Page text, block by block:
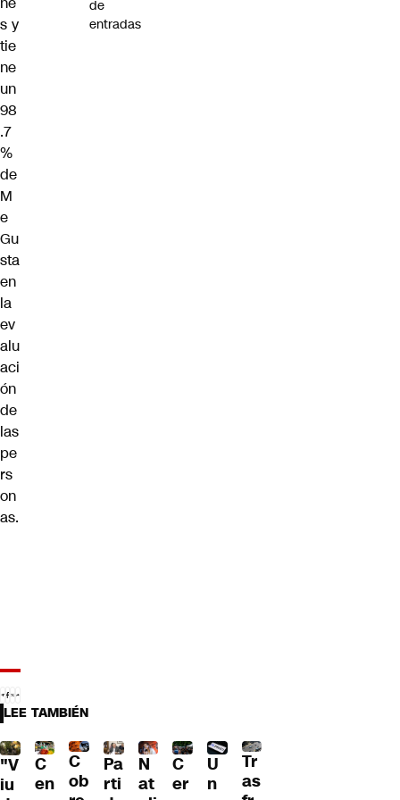
s y
tie
ne
un
98
.7
%
de
M
e
Gu
sta
en
la
ev
alu
aci
ón
de
las
pe
rs
on
as.
de
entradas
LEE TAMBIÉN
"V
iu
C
en
C
ob
Pa
rti
N
at
C
er
U
n
Tr
as